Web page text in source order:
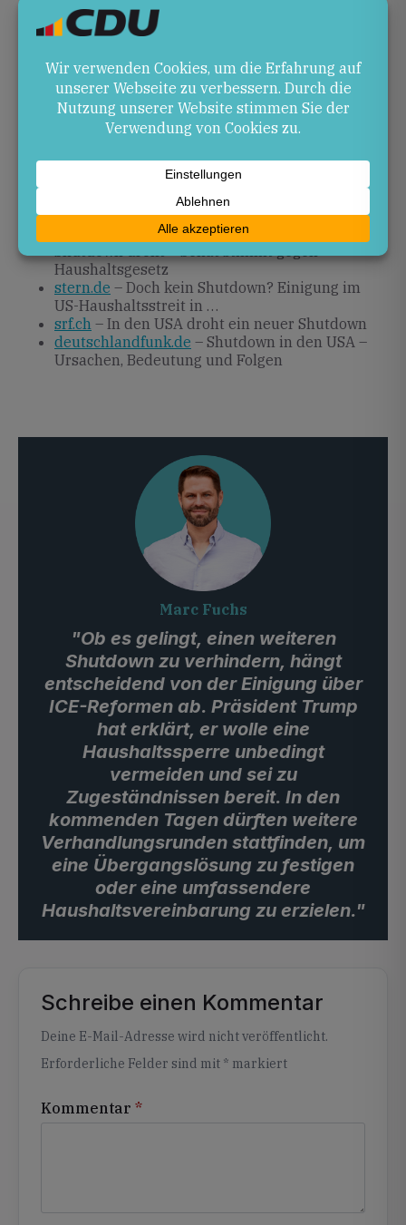
und sei zu Zugeständnissen bereit. In den
kommenden Tagen dürften weitere
Übergangslösung zu festigen oder eine
umfassendere Haushaltsvereinbarung zu erzielen.
– Streit um Finanzierung von
ICE: Trump will Regierungs-Shutdown
verhindern und verhandelt mit Demokraten
– Streit um ICE-Einsätze: Neuer US-
Shutdown droht – Senat stimmt gegen
Haushaltsgesetz
stern.de – Doch kein Shutdown? Einigung im
US-Haushaltsstreit in …
srf.ch – In den USA droht ein neuer Shutdown
deutschlandfunk.de – Shutdown in den USA –
Ursachen, Bedeutung und Folgen
Marc Fuchs
"Ob es gelingt, einen weiteren
Shutdown zu verhindern, hängt
entscheidend von der Einigung über
ICE-Reformen ab. Präsident Trump
hat erklärt, er wolle eine
Haushaltssperre unbedingt
vermeiden und sei zu
Zugeständnissen bereit. In den
kommenden Tagen dürften weitere
Verhandlungsrunden stattfinden, um
eine Übergangslösung zu festigen
oder eine umfassendere
Haushaltsvereinbarung zu erzielen."
Schreibe einen Kommentar
Deine E-Mail-Adresse wird nicht veröffentlicht.
Erforderliche Felder sind mit * markiert
Kommentar *
Alternative: